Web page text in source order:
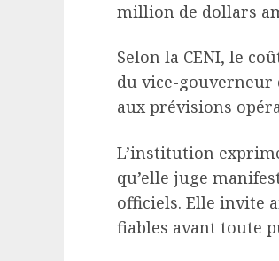
million de dollars
Selon la CENI, le
du vice-gouverneur
aux prévisions
L’institution
qu’elle juge
officiels. Elle invite
fiables avant toute